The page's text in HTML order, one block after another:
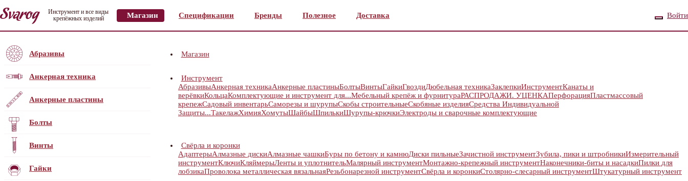
Инструмент и все виды
крепёжных изделий
Магазин Спецификации Бренды Полезное Доставка Войти
Абразивы
Анкерная техника
Анкерные пластины
Болты
Винты
Гайки
Магазин
Инструмент
АбразивыАнкерная техникаАнкерные пластиныБолтыВинтыГайкиГвоздиДюбельная техникаЗаклепкиИнструментКанаты и
верёвкиКольцаКомплектующие и инструмент для...Мебельный крепёж и фурнитураРАСПРОДАЖИ. УЦЕНКАПерфорацияПластмассовый
крепежСадовый инвентарьСаморезы и шурупыСкобы строительныеСкобяные изделияСредства Индивидуальной
Защиты...ТакелажХимияХомутыШайбыШпилькиШурупы-крючкиЭлектроды и сварочные комплектующие
Свёрла и коронки
АдаптерыАлмазные дискиАлмазные чашкиБуры по бетону и камнюДиски пильныеЗачистной инструментЗубила, пики и штробникиИзмерительный
инструментКлючиКляймерыЛенты и уплотнительМалярный инструментМонтажно-крепежный инструментНаконечники-биты и насадкиПилки для
лобзикаПроволока металлическая вязальнаяРезьбонарезной инструментСвёрла и коронкиСтолярно-слесарный инструментШтукатурный инструмент